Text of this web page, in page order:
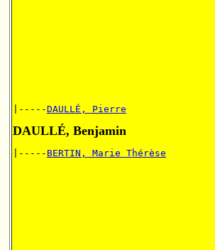
|-----DAULLÉ, Pierre
DAULLÉ, Benjamin
|----- BERTIN, Marie Thérèse